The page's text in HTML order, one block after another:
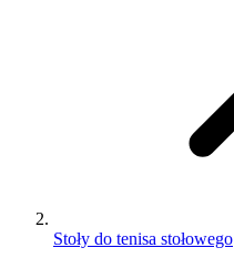
Stoły do tenisa stołowego